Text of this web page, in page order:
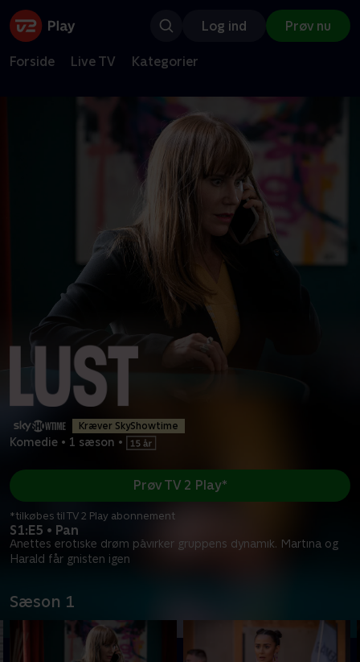
Log ind Prøv nu
Forside Live TV Kategorier
Kræver SkyShowtime
Komedie • 1 sæson •
S1:E5 • Pan
Anettes erotiske drøm påvirker gruppens dynamik. Martina og
Harald får gnisten igen
Prøv TV 2 Play*
*tilkøbes til TV 2 Play abonnement
Sæson 1